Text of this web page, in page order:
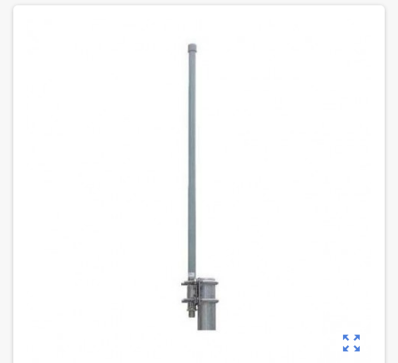
zoom_out_map